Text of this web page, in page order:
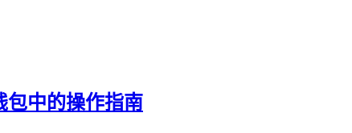
包中的操作指南